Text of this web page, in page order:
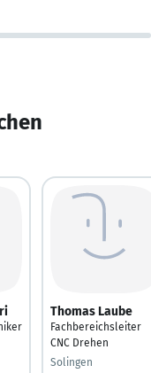
Thomas Laube
Fachbereichsleiter
CNC Drehen
Solingen